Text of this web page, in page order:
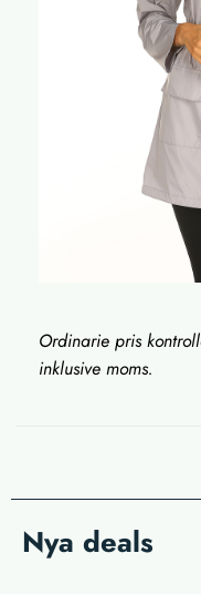
Ordinarie pris
inklusive moms.
Nya deals